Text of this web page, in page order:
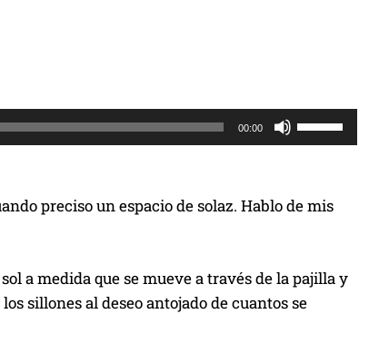
00:00
U
t
i
l
preciso un espacio de solaz. Hablo de mis
a medida que se mueve a través de la pajilla y
sillones al deseo antojado de cuantos se